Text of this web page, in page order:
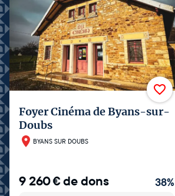
Foyer Cinéma de Byans-sur-
Doubs
BYANS SUR DOUBS
9 260€de dons 38%